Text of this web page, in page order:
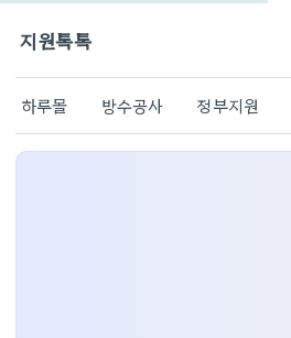
지원톡톡
하루몰 방수공사 정부지원